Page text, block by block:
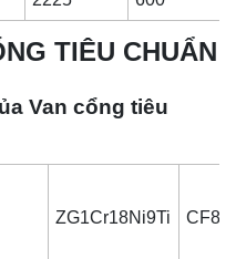
TIÊU CHUẨN
Van cổng tiêu
ZG1Cr18Ni9Ti CF8